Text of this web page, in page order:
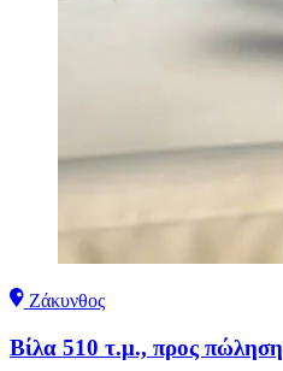
Ζάκυνθος
Βίλα 510 τ.μ., προς πώληση